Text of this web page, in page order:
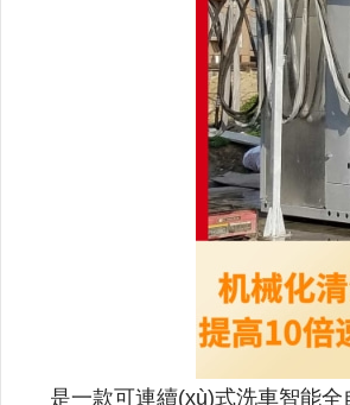
是一款可連續(xù)式洗車智能全